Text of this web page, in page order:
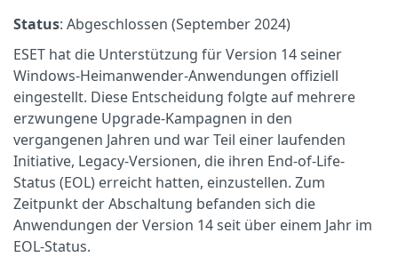
Status: Abgeschlossen (September 2024)
ESET hat die Unterstützung für Version 14 seiner
Windows-Heimanwender-Anwendungen offiziell
eingestellt. Diese Entscheidung folgte auf mehrere
erzwungene Upgrade-Kampagnen in den
vergangenen Jahren und war Teil einer laufenden
Initiative, Legacy-Versionen, die ihren End-of-Life-
Status (EOL) erreicht hatten, einzustellen. Zum
Zeitpunkt der Abschaltung befanden sich die
Anwendungen der Version 14 seit über einem Jahr im
EOL-Status.